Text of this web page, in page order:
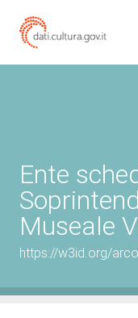
Ente
Museale
https://w3id.org/